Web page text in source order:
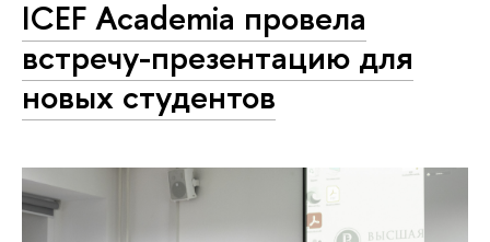
ICEF Academia провела
встречу-презентацию для
новых студентов